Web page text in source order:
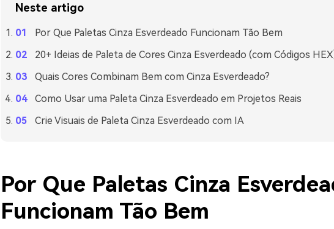
Neste artigo
Por Que Paletas Cinza Esverdeado Funcionam Tão Bem
20+ Ideias de Paleta de Cores Cinza Esverdeado (com Códigos
Quais Cores Combinam Bem com Cinza Esverdeado?
Como Usar uma Paleta Cinza Esverdeado em Projetos Reais
Crie Visuais de Paleta Cinza Esverdeado com IA
Por Que Paletas Cinza
Funcionam Tão Bem